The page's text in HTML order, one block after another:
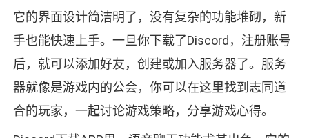
它的界面设计简洁明了，没有复杂的功能堆砌，新
手也能快速上手。一旦你下载了Discord，注册账号
后，就可以添加好友，创建或加入服务器了。服务
器就像是游戏内的公会，你可以在这里找到志同道
合的玩家，一起讨论游戏策略，分享游戏心得。